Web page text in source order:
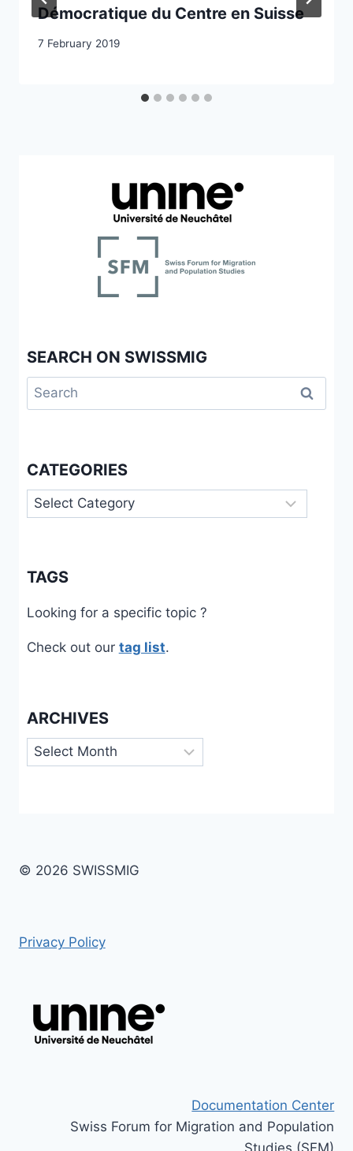
Démocratique du Centre en Suisse
7 February 2019
SEARCH ON SWISSMIG
Search
for:
CATEGORIES
Categories
TAGS
Looking for a specific topic ?
Check out our tag list.
ARCHIVES
Archives
© 2026 SWISSMIG
Privacy Policy
Documentation Center
Swiss Forum for Migration and Population